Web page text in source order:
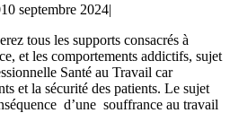
10 septembre 2024|
tous les supports consacrés à
et les comportements addictifs, sujet
Santé au Travail car
et la sécurité des patients. Le sujet
d’une souffrance au travail